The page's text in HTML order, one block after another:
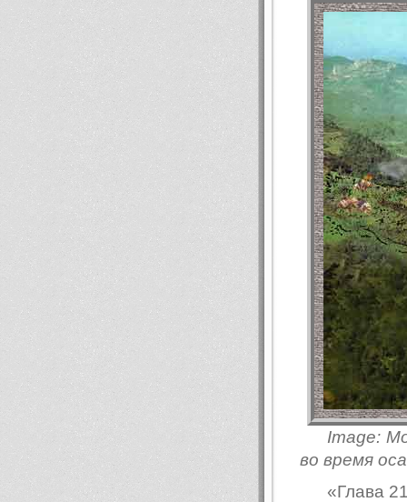
Image:
во время
«Глава